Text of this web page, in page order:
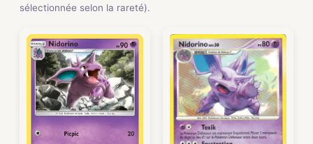
sélectionnée selon la rareté).